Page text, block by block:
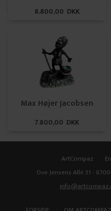
8.800,00 DKK
Max Højer Jacobsen
7.800,00 DKK
ArtCompaz
Ove Jensens Allé 31 -